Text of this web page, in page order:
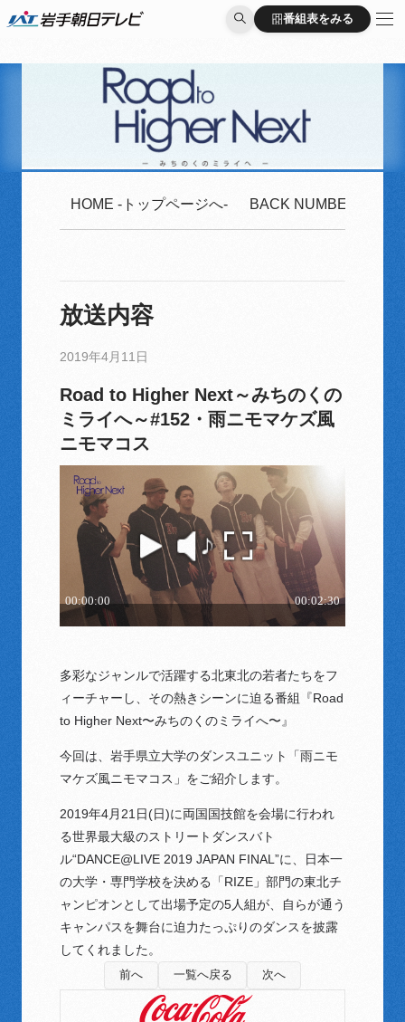
番組表をみる
番組表をみる
HOME -トップページへ- BACK NUMBER -2020
放送内容
2019年4月11日
Road to Higher Next～みちのくの
ミライへ～#152・雨ニモマケズ風
ニモマコス
多彩なジャンルで活躍する北東北の若者たちをフ
ィーチャーし、その熱きシーンに迫る番組『Road
to Higher Next〜みちのくのミライへ〜』
今回は、岩手県立大学のダンスユニット「雨ニモ
マケズ風ニモマコス」をご紹介します。
2019年4月21日(日)に両国国技館を会場に行われ
る世界最大級のストリートダンスバト
ル“DANCE@LIVE 2019 JAPAN FINAL”に、日本一
の大学・専門学校を決める「RIZE」部門の東北チ
ャンピオンとして出場予定の5人組が、自らが通う
キャンパスを舞台に迫力たっぷりのダンスを披露
してくれました。
前へ 一覧へ戻る 次へ